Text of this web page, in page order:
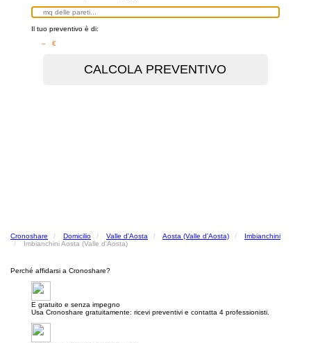
Il tuo preventivo è di:
– €
Cronoshare Domicilio Valle d'Aosta Aosta (Valle d'Aosta)
Imbianchini
Imbianchini Aosta (Valle d'Aosta)
Perché affidarsi a Cronoshare?
E gratuito e senza impegno
Usa Cronoshare gratuitamente: ricevi preventivi e contatta 4 professionisti.